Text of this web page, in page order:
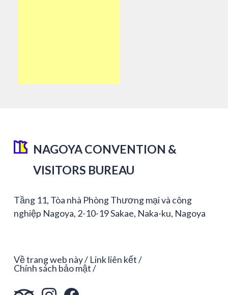
NAGOYA CONVENTION &
VISITORS BUREAU
Tầng 11, Tòa nhà Phòng Thương mại và công
nghiệp Nagoya, 2-10-19 Sakae, Naka-ku, Nagoya
Về trang web này Link liên kết
Chính sách bảo mật